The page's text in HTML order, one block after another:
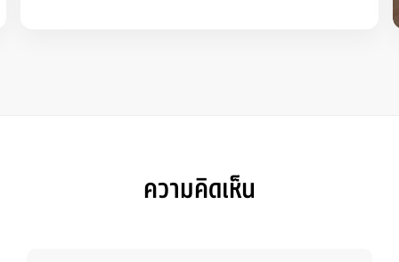
ความคิดเห็น